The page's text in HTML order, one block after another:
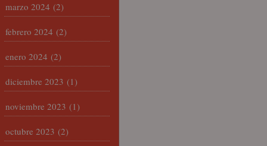
marzo 2024 (2)
febrero 2024 (2)
enero 2024 (2)
diciembre 2023 (1)
noviembre 2023 (1)
octubre 2023 (2)